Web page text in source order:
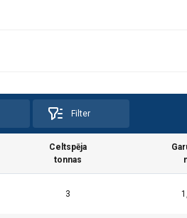
Filter
Celtspēja
tonnas
3